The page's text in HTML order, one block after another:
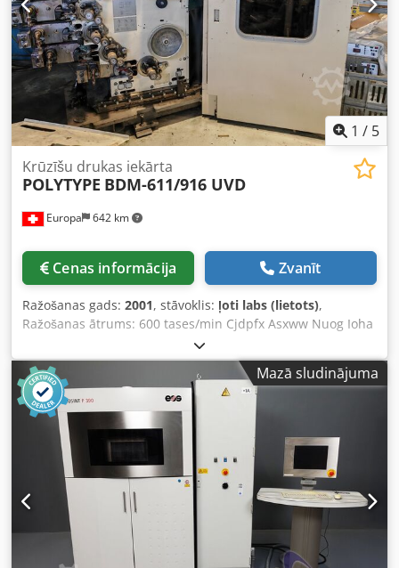
1 / 5
Europa 642 km
Krūzīšu drukas iekārta
POLYTYPE BDM-611/916 UVD
Cenas informācija Zvanīt
Ražošanas gads: 2001, stāvoklis: ļoti labs (lietots),
Ražošanas ātrums: 600 tases/min Cjdpfx Asxww Nuog Ioha
Krāsas: 8 Minimālais BH diametrs: 60 mm Maksimālais BH
diametrs: 130 mm Minimālais augstums: 30 mm
Maksimālais BH augstums: 160 mm Skaitītāja vērtība:
saražotas 25 731 666 tases Aprīkojums / papildu
informācija: Sastāv no: • Noņemšanas modulis • Drukas
iekārta • Tases vadotnes • Atkārtotas pārlikšanas modulis
Mazā sludinājuma